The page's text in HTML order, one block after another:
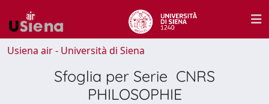
Usiena air - Università di Siena
Sfoglia per Serie CNRS
PHILOSOPHIE